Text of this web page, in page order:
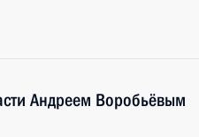
Андреем Воробьёвым